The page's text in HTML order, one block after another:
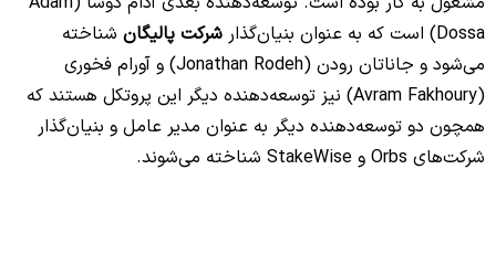
Dossa) است که به عنوان بنیان‌گذار
شرکت پالیگان شناخته
می‌شود و جاناتان رودن (Jonathan Rodeh) و آورام فخوری
(Avram Fakhoury) نیز توسعه‌دهنده دیگر این پروتکل هستند که
همچون دو توسعه‌دهنده دیگر به عنوان مدیر عامل و بنیان‌گذار
شرکت‌های Orbs و StakeWise شناخته می‌شوند.